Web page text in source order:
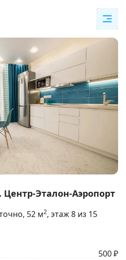
Эталон-Аэропорт
, 52 м2, этаж 8 из 15
500 ₽